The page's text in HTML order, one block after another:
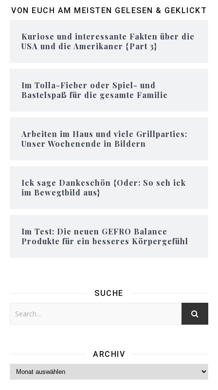
VON EUCH AM MEISTEN GELESEN & GEKLICKT
Kuriose und interessante Fakten über die
USA und die Amerikaner {Part 3}
Im Tolla-Fieber oder Spiel- und
Bastelspaß für die gesamte Familie
Arbeiten im Haus und viele Grillparties:
Unser Wochenende in Bildern
Ick sage Dankeschön {Oder: So seh ick
im Bewegtbild aus}
Im Test: Die neuen GEFRO Balance
Produkte für ein besseres Körpergefühl
SUCHE
ARCHIV
Archiv